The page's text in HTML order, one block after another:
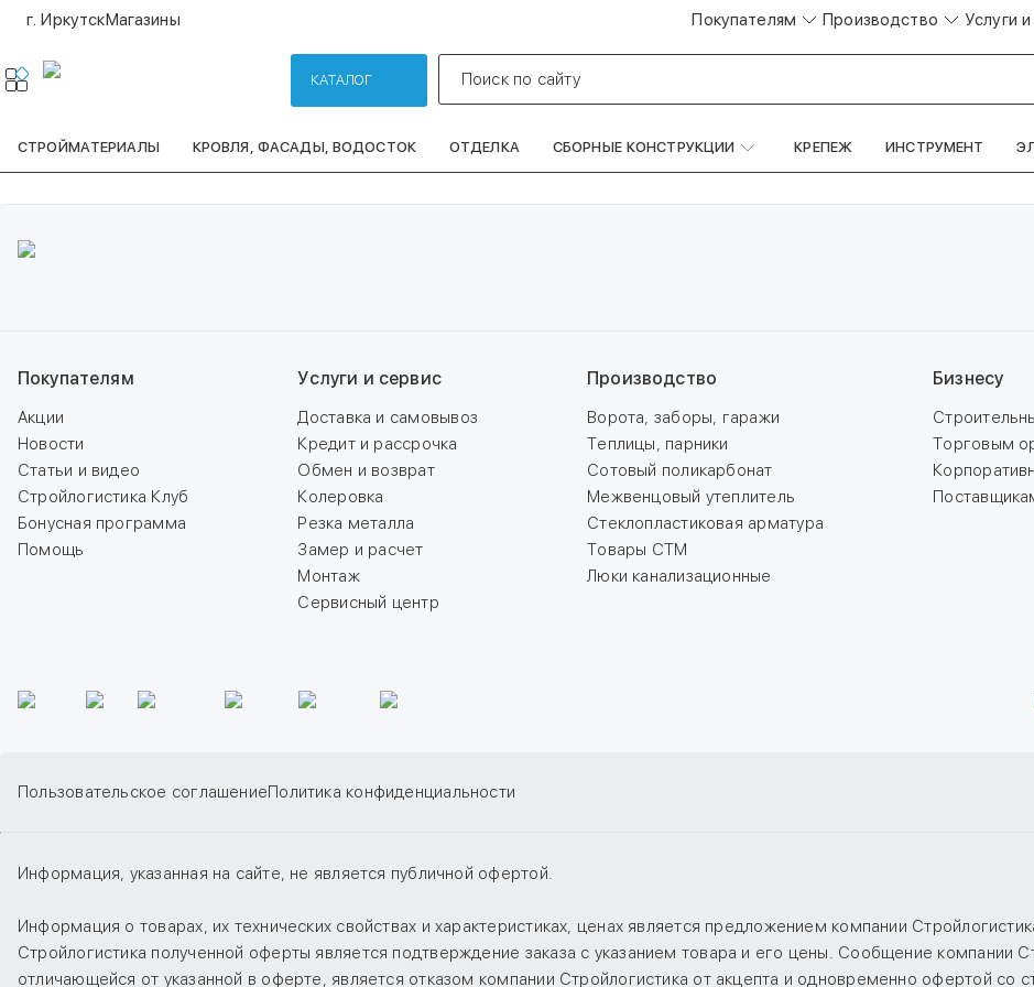
г. ИркутскМагазины Покупателям Производство Услуги
КАТАЛОГ Поиск по сайту
СТРОЙМАТЕРИАЛЫ КРОВЛЯ, ФАСАДЫ, ВОДОСТОК ОТДЕЛКА СБОРНЫЕ КОНСТРУКЦИИ КРЕПЕЖ ИНСТРУМЕНТ
Покупателям
Акции
Новости
Статьи и видео
Стройлогистика Клуб
Бонусная программа
Помощь
Услуги и сервис
Доставка и самовывоз
Кредит и рассрочка
Обмен и возврат
Колеровка
Резка металла
Замер и расчет
Монтаж
Сервисный центр
Производство
Ворота, заборы, гаражи
Теплицы, парники
Сотовый поликарбонат
Межвенцовый утеплитель
Стеклопластиковая арматура
Товары СТМ
Люки канализационные
Бизнесу
Торговым
Пользовательское соглашениеПолитика конфиденциальности
Информация, указанная на сайте, не является публичной офертой.
Информация о товарах, их технических свойствах и характеристиках, ценах является предложением компании
Стройлогистика полученной оферты является подтверждение заказа с указанием товара и его цены. Сообщение компании
отличающейся от указанной в оферте, является отказом компании Стройлогистика от акцепта и одновременно офертой со